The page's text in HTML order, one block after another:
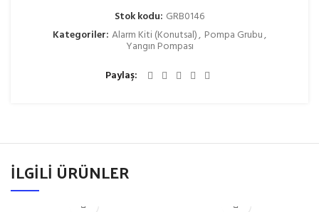
Stok kodu: GRB0146
Kategoriler: Alarm Kiti (Konutsal), Pompa Grubu,
Yangın Pompası
Paylaş
İLGILI ÜRÜNLER